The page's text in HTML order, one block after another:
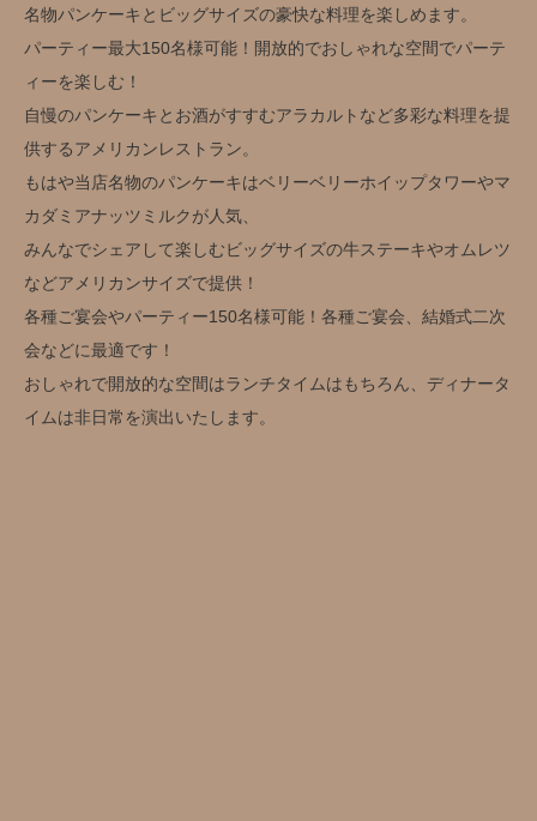
名物パンケーキとビッグサイズの豪快な料理を楽しめます。
パーティー最大150名様可能！開放的でおしゃれな空間でパーテ
ィーを楽しむ！
自慢のパンケーキとお酒がすすむアラカルトなど多彩な料理を提
供するアメリカンレストラン。
もはや当店名物のパンケーキはベリーベリーホイップタワーやマ
カダミアナッツミルクが人気、
みんなでシェアして楽しむビッグサイズの牛ステーキやオムレツ
などアメリカンサイズで提供！
各種ご宴会やパーティー150名様可能！各種ご宴会、結婚式二次
会などに最適です！
おしゃれで開放的な空間はランチタイムはもちろん、ディナータ
イムは非日常を演出いたします。